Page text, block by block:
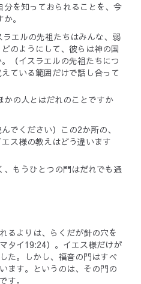
分を知っておられることを、今
。
エルの先祖たちはみんな、弱
のようにして、彼らは神の国
（イスラエルの先祖たちにつ
ている範囲だけで話し合って
かの人とはだれのことですか
でください）この2か所の、
ス様の教えはどう違います
、もうひとつの門はだれでも通
るよりは、らくだが針の穴を
タイ19:24）。イエス様だけが
た。しかし、福音の門はすべ
ます。というのは、その門の
す。